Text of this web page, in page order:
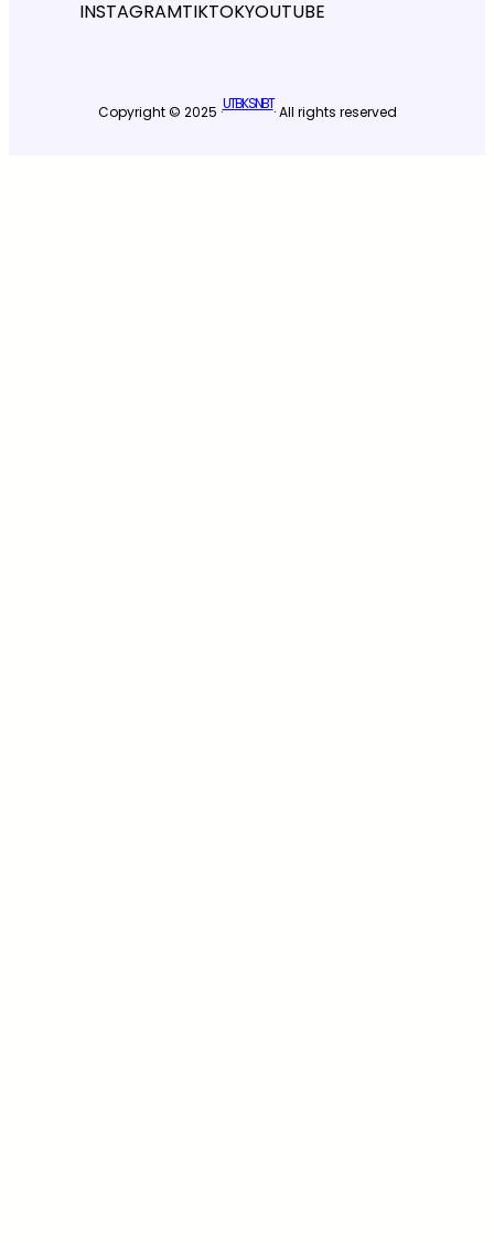
INSTAGRAMTIKTOKYOUTUBE
Copyright © 2025 ·UTBK SNBT· All rights reserved